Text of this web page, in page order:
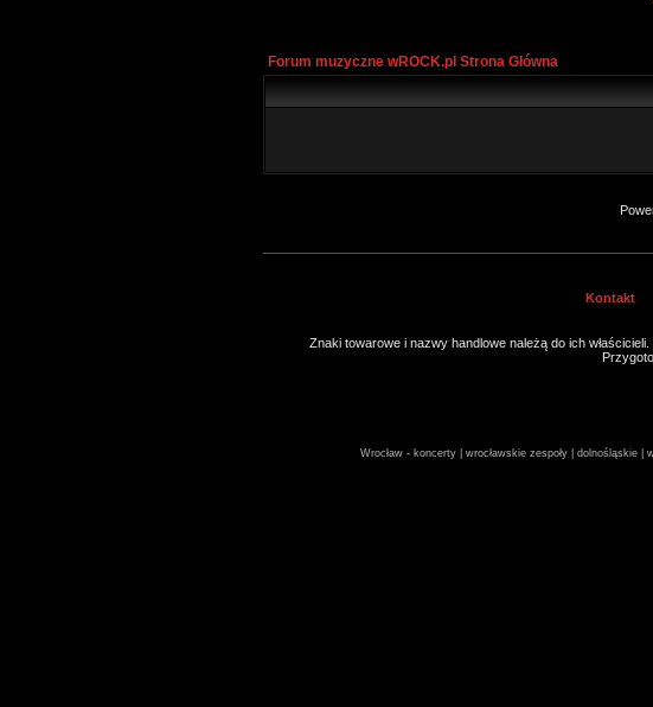
Forum muzyczne wROCK.pl Strona Główna
Kontakt
Znaki towarowe i nazwy handlowe należą do ich
Wrocław - koncerty | wrocławskie zespoły | dolnośląskie